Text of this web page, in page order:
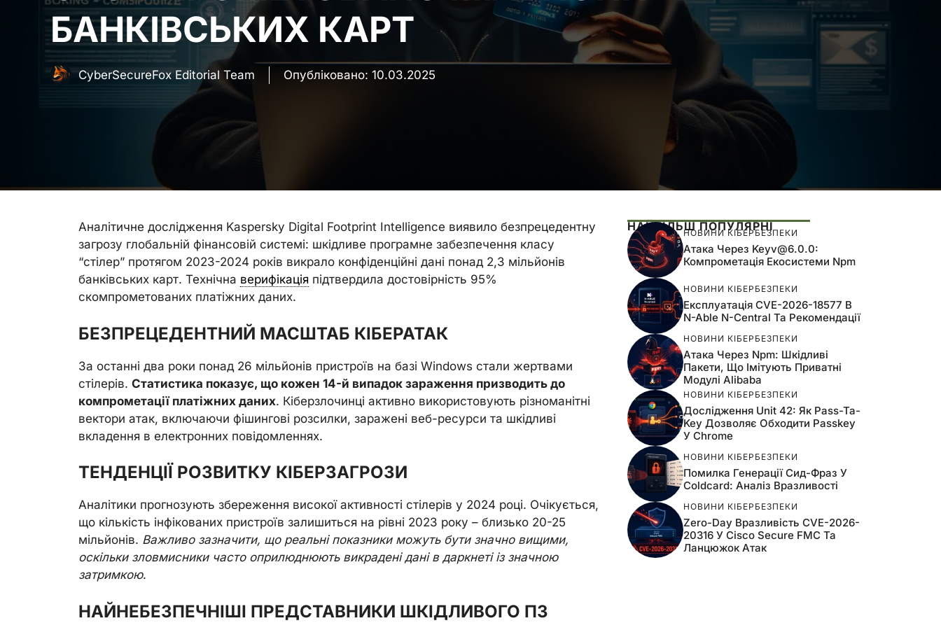
БАНКІВСЬКИХ КАРТ
CyberSecureFox Editorial Team Опубліковано: 10.03.2025
Аналітичне дослідження Kaspersky Digital Footprint Intelligence виявило безпрецедентну
загрозу глобальній фінансовій системі: шкідливе програмне забезпечення класу
“стілер” протягом 2023-2024 років викрало конфіденційні дані понад 2,3 мільйонів
банківських карт. Технічна верифікація підтвердила достовірність 95%
скомпрометованих платіжних даних.
БЕЗПРЕЦЕДЕНТНИЙ МАСШТАБ КІБЕРАТАК
За останні два роки понад 26 мільйонів пристроїв на базі Windows стали жертвами
стілерів. Статистика показує, що кожен 14-й випадок зараження призводить до
компрометації платіжних даних. Кіберзлочинці активно використовують різноманітні
вектори атак, включаючи фішингові розсилки, заражені веб-ресурси та шкідливі
вкладення в електронних повідомленнях.
ТЕНДЕНЦІЇ РОЗВИТКУ КІБЕРЗАГРОЗИ
Аналітики прогнозують збереження високої активності стілерів у 2024 році. Очікується,
що кількість інфікованих пристроїв залишиться на рівні 2023 року – близько 20-25
мільйонів. Важливо зазначити, що реальні показники можуть бути значно вищими,
оскільки зловмисники часто оприлюднюють викрадені дані в даркнеті із значною
затримкою.
НАЙНЕБЕЗПЕЧНІШІ ПРЕДСТАВНИКИ ШКІДЛИВОГО ПЗ
НАЙБІЛЬШ ПОПУЛЯРНІ
НОВИНИ КІБЕРБЕЗПЕКИ
Атака Через Keyv@6.0.0:
Компрометація Екосистеми Npm
НОВИНИ КІБЕРБЕЗПЕКИ
Експлуатація CVE-2026-18577 В
N-Able N-Central Та Рекомендації
НОВИНИ КІБЕРБЕЗПЕКИ
Атака Через Npm: Шкідливі
Пакети, Що Імітують Приватні
Модулі Alibaba
НОВИНИ КІБЕРБЕЗПЕКИ
Дослідження Unit 42: Як Pass-Ta-
Key Дозволяє Обходити Passkey
У Chrome
НОВИНИ КІБЕРБЕЗПЕКИ
Помилка Генерації Сид-Фраз У
Coldcard: Аналіз Вразливості
НОВИНИ КІБЕРБЕЗПЕКИ
Zero-Day Вразливість CVE-2026-
20316 У Cisco Secure FMC Та
Ланцюжок Атак